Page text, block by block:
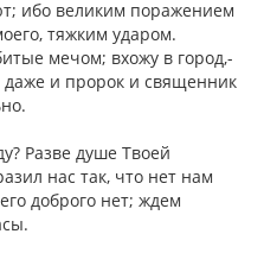
ибо великим поражением
тяжким ударом.
мечом; вхожу в город,-
даже и пророк и священник
Разве душе Твоей
нас так, что нет нам
доброго нет; ждем